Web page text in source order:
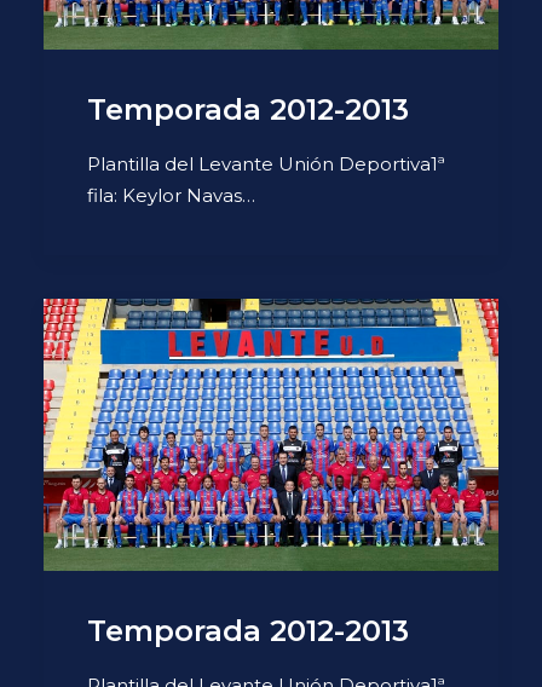
Search
Temporada 2012-2013
Plantilla del Levante Unión Deportiva1ª
fila: Keylor Navas…
Temporada 2012-2013